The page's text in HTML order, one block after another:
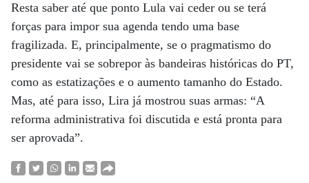
Resta saber até que ponto Lula vai ceder ou se terá
forças para impor sua agenda tendo uma base
fragilizada. E, principalmente, se o pragmatismo do
presidente vai se sobrepor às bandeiras históricas do PT,
como as estatizações e o aumento tamanho do Estado.
Mas, até para isso, Lira já mostrou suas armas: “A
reforma administrativa foi discutida e está pronta para
ser aprovada”.